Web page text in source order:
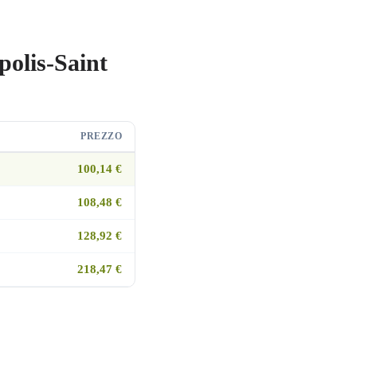
Saint
PREZZO
100,14 €
108,48 €
128,92 €
218,47 €